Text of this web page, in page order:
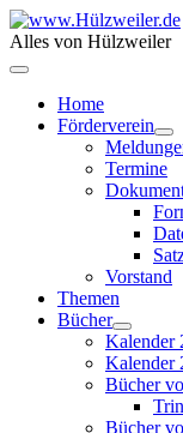
Alles von Hülzweiler
Home
Förderverein
Termine
Vorstand
Themen
Bücher
Kalender
Kalender
Bücher
Bücher